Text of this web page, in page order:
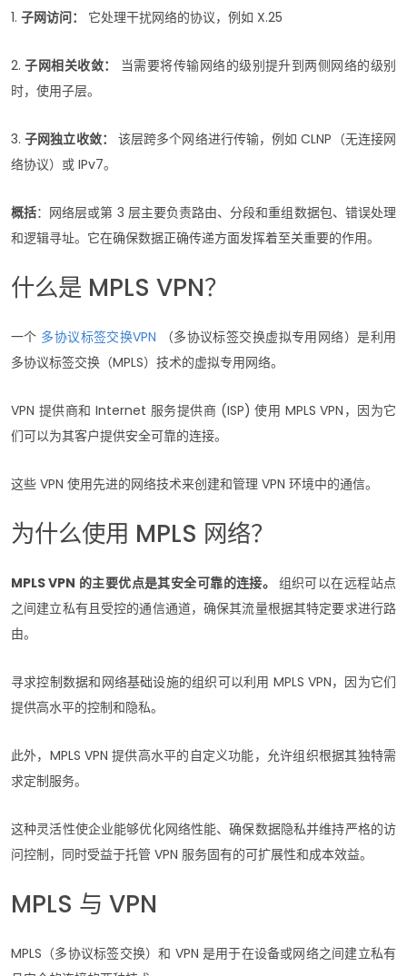
1. 子网访问： 它处理干扰网络的协议，例如 X.25
2.子网相关收敛：
当需要将传输网络的级别提升到两侧网络的级别
时，使用子层。
3.子网独立收敛：
该层跨多个网络进行传输，例如 CLNP（无连接网
络协议）或 IPv7。
概括：网络层或第 3 层主要负责路由、分段和重组数据包、错误处理
和逻辑寻址。它在确保数据正确传递方面发挥着至关重要的作用。
什么是 MPLS VPN？
一个 多协议标签交换VPN （多协议标签交换虚拟专用网络）是利用
多协议标签交换（MPLS）技术的虚拟专用网络。
VPN 提供商和 Internet 服务提供商 (ISP) 使用 MPLS VPN，因为它
们可以为其客户提供安全可靠的连接。
这些 VPN 使用先进的网络技术来创建和管理 VPN 环境中的通信。
为什么使用 MPLS 网络？
MPLS VPN 的主要优点是其安全可靠的连接。 组织可以在远程站点
之间建立私有且受控的通信通道，确保其流量根据其特定要求进行路
由。
寻求控制数据和网络基础设施的组织可以利用 MPLS VPN，因为它们
提供高水平的控制和隐私。
此外，MPLS VPN 提供高水平的自定义功能，允许组织根据其独特需
求定制服务。
这种灵活性使企业能够优化网络性能、确保数据隐私并维持严格的访
问控制，同时受益于托管 VPN 服务固有的可扩展性和成本效益。
MPLS 与 VPN
MPLS（多协议标签交换）和 VPN 是用于在设备或网络之间建立私有